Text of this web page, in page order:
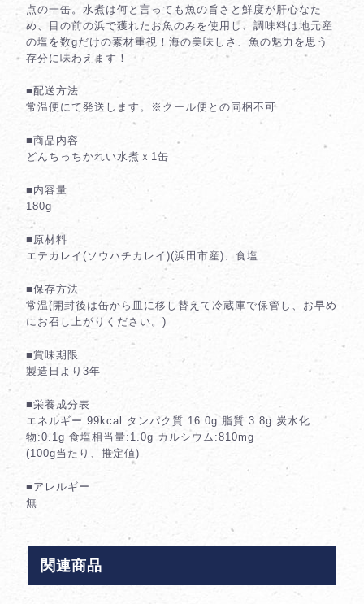
点の一缶。水煮は何と言っても魚の旨さと鮮度が肝心なた
め、目の前の浜で獲れたお魚のみを使用し、調味料は地元産
の塩を数gだけの素材重視！海の美味しさ、魚の魅力を思う
存分に味わえます！
■配送方法
常温便にて発送します。※クール便との同梱不可
■商品内容
どんちっちかれい水煮ｘ1缶
■内容量
180g
■原材料
エテカレイ(ソウハチカレイ)(浜田市産)、食塩
■保存方法
常温(開封後は缶から皿に移し替えて冷蔵庫で保管し、お早め
にお召し上がりください。)
■賞味期限
製造日より3年
■栄養成分表
エネルギー:99kcal タンパク質:16.0g 脂質:3.8g 炭水化
物:0.1g 食塩相当量:1.0g カルシウム:810mg
(100g当たり、推定値)
■アレルギー
無
関連商品